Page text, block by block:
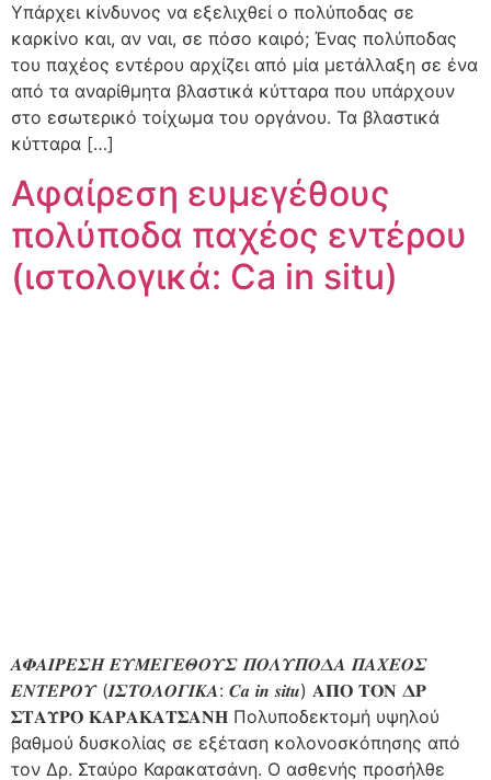
Υπάρχει κίνδυνος να εξελιχθεί ο πολύποδας σε
καρκίνο και, αν ναι, σε πόσο καιρό; Ένας πολύποδας
του παχέος εντέρου αρχίζει από μία μετάλλαξη σε ένα
από τα αναρίθμητα βλαστικά κύτταρα που υπάρχουν
στο εσωτερικό τοίχωμα του οργάνου. Τα βλαστικά
κύτταρα […]
Αφαίρεση ευμεγέθους
πολύποδα παχέος εντέρου
(ιστολογικά: Ca in situ)
𝜜𝜱𝜜𝜤𝜬𝜠𝜮𝜢 𝜠𝜰𝜧𝜠𝜞𝜠𝜣𝜪𝜰𝜮 𝜫𝜪𝜦𝜰𝜫𝜪𝜟𝜜 𝜫𝜜𝜲𝜠𝜪𝜮
𝜠𝜨𝜯𝜠𝜬𝜪𝜰 (𝜤𝜮𝜯𝜪𝜦𝜪𝜞𝜤𝜥𝜜: 𝑪𝒂 𝒊𝒏 𝒔𝒊𝒕𝒖) 𝚨𝚷𝚶 𝚻𝚶𝚴 𝚫𝚸
𝚺𝚻𝚨𝚼𝚸𝚶 𝚱𝚨𝚸𝚨𝚱𝚨𝚻𝚺𝚨𝚴𝚮 Πολυποδεκτομή υψηλού
βαθμού δυσκολίας σε εξέταση κολονοσκόπησης από
τον Δρ. Σταύρο Καρακατσάνη. Ο ασθενής προσήλθε